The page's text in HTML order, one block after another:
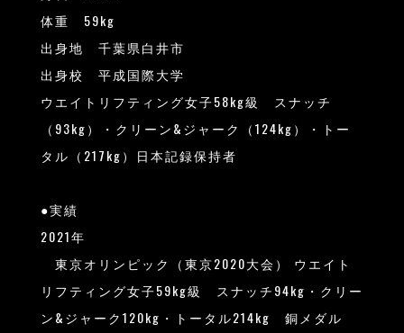
体重 59kg
出身地 千葉県白井市
出身校 平成国際大学
ウエイトリフティング女子58kg級 スナッチ
（93kg）・クリーン&ジャーク（124kg）・トー
タル（217kg）日本記録保持者
●実績
2021年
東京オリンピック（東京2020大会） ウエイト
リフティング女子59kg級 スナッチ94kg・クリー
ン&ジャーク120kg・トータル214kg 銅メダル